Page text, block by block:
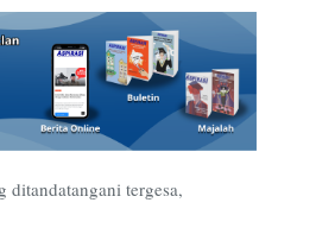
ditandatangani tergesa,